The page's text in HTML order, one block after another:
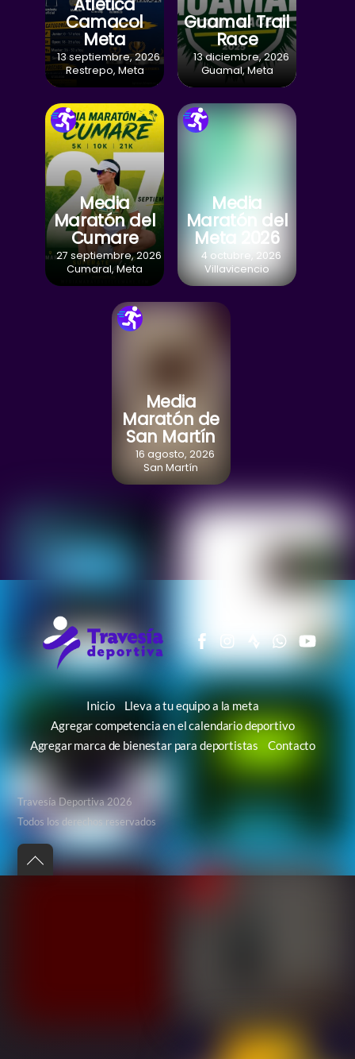
Atlética
Camacol
Meta
13 septiembre, 2026
Restrepo, Meta
Guamal Trail
Race
13 diciembre, 2026
Guamal, Meta
Media
Maratón del
Cumare
27 septiembre, 2026
Cumaral, Meta
Media
Maratón del
Meta 2026
4 octubre, 2026
Villavicencio
Media
Maratón de
San Martín
16 agosto, 2026
San Martín
Inicio
Lleva a tu equipo a la meta
Agregar competencia en el calendario deportivo
Agregar marca de bienestar para deportistas
Contacto
Back
Travesía Deportiva 2026
Todos los derechos reservados